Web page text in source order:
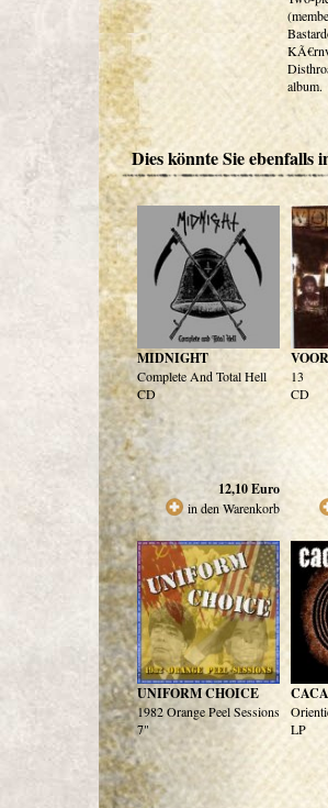
album.
Dies könnte Sie ebenfalls
MIDNIGHT
Complete And Total Hell
CD
12,10Euro
in den Warenkorb
13
CD
UNIFORM CHOICE
1982 Orange Peel Sessions
7"
LP